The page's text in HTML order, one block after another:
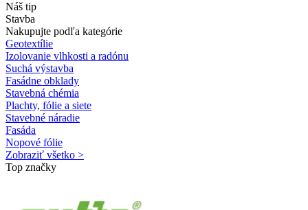
Náš tip
Stavba
Nakupujte podľa kategórie
Geotextílie
Izolovanie vlhkosti a radónu
Suchá výstavba
Fasádne obklady
Stavebná chémia
Plachty, fólie a siete
Stavebné náradie
Fasáda
Nopové fólie
Zobraziť všetko >
Top značky